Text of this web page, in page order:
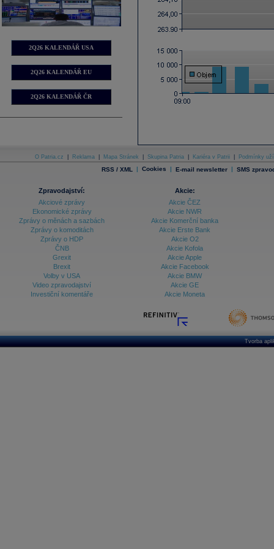
2Q26 KALENDÁŘ USA
2Q26 KALENDÁŘ EU
2Q26 KALENDÁŘ ČR
O Patria.cz Reklama Mapa Stránek Skupina Patria Kariéra v Patrii Podmínky
RSS / XML | Cookies | E-mail newsletter | SMS
Zpravodajství:
Akciové zprávy
Ekonomické zprávy
Zprávy o měnách a sazbách
Zprávy o komoditách
Zprávy o HDP
ČNB
Grexit
Brexit
Volby v USA
Video zpravodajství
Investiční komentáře
Akcie:
Akcie ČEZ
Akcie NWR
Akcie Komerční banka
Akcie Erste Bank
Akcie O2
Akcie Kofola
Akcie Apple
Akcie Facebook
Akcie BMW
Akcie GE
Akcie Moneta
Tvorba